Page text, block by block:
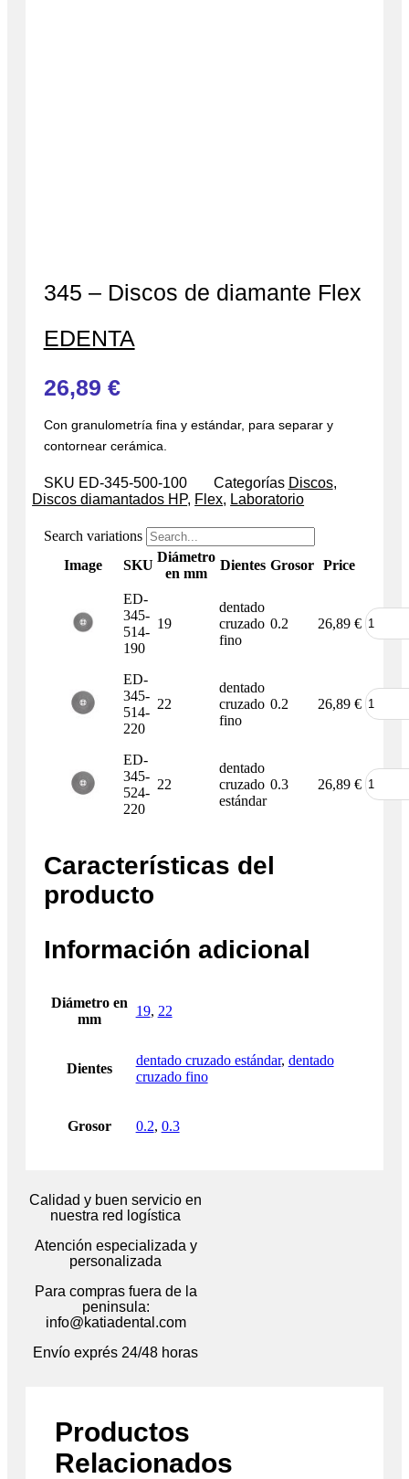
345 – Discos de diamante Flex
EDENTA
26,89 €
Con granulometría fina y estándar, para separar y
contornear cerámica.
SKU ED-345-500-100 Categorías Discos,
Discos diamantados HP, Flex, Laboratorio
Search variations
Image
SKU
Diámetro
en mm
Dientes Grosor Price
ED-
345-
514-
190
19
dentado
cruzado
fino
0.2 26,89 €
ED-
345-
514-
220
22
dentado
cruzado
fino
0.2 26,89 €
ED-
345-
524-
220
22
dentado
cruzado
estándar
0.3 26,89 €
Características del
producto
Información adicional
Diámetro en
mm
19, 22
Dientes
dentado cruzado estándar, dentado
cruzado fino
Grosor 0.2, 0.3
Calidad y buen servicio en
nuestra red logística
Atención especializada y
personalizada
Para compras fuera de la
peninsula:
info@katiadental.com
Envío exprés 24/48 horas
Productos
Relacionados